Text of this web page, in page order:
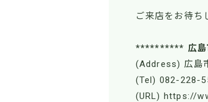
ご来店をお待ち
********** 広島
(Address) 広島
(Tel) 082-228-
(URL) https://